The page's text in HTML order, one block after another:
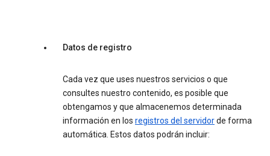
Datos de registro
Cada vez que uses nuestros servicios o que
consultes nuestro contenido, es posible que
obtengamos y que almacenemos determinada
información en los registros del servidorde forma
automática. Estos datos podrán incluir: